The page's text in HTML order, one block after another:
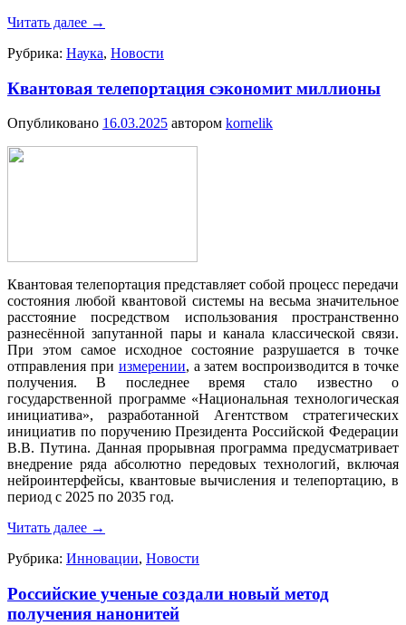
Читать далее →
Рубрика: Наука, Новости
Квантовая телепортация сэкономит миллионы
Опубликовано 16.03.2025 автором kornelik
Квантовая телепортация представляет собой процесс передачи
состояния любой квантовой системы на весьма значительное
расстояние посредством использования пространственно
разнесённой запутанной пары и канала классической связи.
При этом самое исходное состояние разрушается в точке
отправления при измерении, а затем воспроизводится в точке
получения. В последнее время стало известно о
государственной программе «Национальная технологическая
инициатива», разработанной Агентством стратегических
инициатив по поручению Президента Российской Федерации
В.В. Путина. Данная прорывная программа предусматривает
внедрение ряда абсолютно передовых технологий, включая
нейроинтерфейсы, квантовые вычисления и телепортацию, в
период с 2025 по 2035 год.
Читать далее →
Рубрика: Инновации, Новости
Российские ученые создали новый метод
получения нанонитей